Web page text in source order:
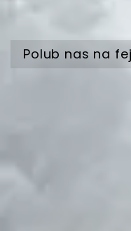
Polub nas na